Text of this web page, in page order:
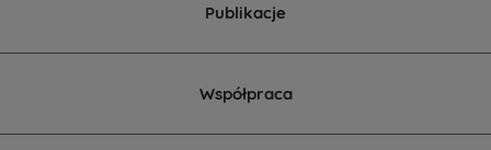
Publikacje
Współpraca